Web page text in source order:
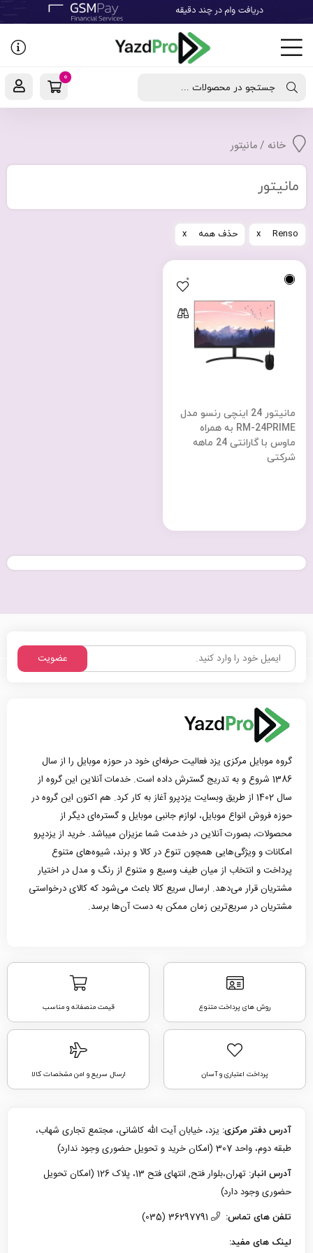
جستجو در محصولات ...
0
خانه / مانیتور
مانیتور
Renso حذف همه
مانیتور 24 اینچی رنسو مدل
RM-24PRIME به همراه
ماوس با گارانتی 24 ماهه
شرکتی
0
عضویت
گروه موبایل مرکزی یزد فعالیت حرفه‌ای خود در حوزه موبایل را از سال
1386 شروع و به تدریج گسترش داده است. خدمات آنلاین این گروه از
سال 1402 از طریق وبسایت یزدپرو آغاز به کار کرد. هم اکنون این گروه در
حوزه فروش انواع موبایل، لوازم جانبی موبایل و گستره‌ای دیگر از
محصولات، بصورت آنلاین در خدمت شما عزیزان میباشد. خرید از یزدپرو
امکانات و ویژگی‌هایی همچون تنوع در کالا و برند، شیوه‌های متنوع
پرداخت و انتخاب از میان طیف وسیع و متنوع از رنگ و مدل در اختیار
مشتریان قرار می‌دهد. ارسال سریع کالا باعث می‌شود که کالای درخواستی
مشتریان در سریع‌ترین زمان ممکن به دست آن‌ها برسد.
روش های پرداخت متنوع قیمت منصفانه و مناسب
پرداخت اعتباری و آسان ارسال سریع و امن مشخصات کالا
آدرس دفتر مرکزی: یزد، خیابان آیت الله کاشانی، مجتمع تجاری شهاب،
طبقه دوم، واحد 307 (امکان خرید و تحویل حضوری وجود ندارد)
آدرس انبار:
تهران،بلوار فتح, انتهای فتح 13، پلاک 126 (امکان تحویل
حضوری وجود دارد)
تلفن های تماس:
لینک های مفید: